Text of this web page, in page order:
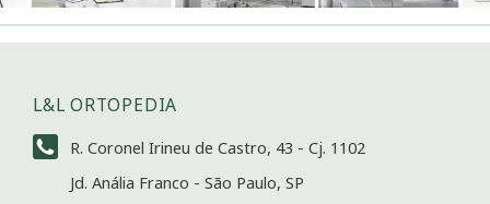
L&L ORTOPEDIA
R. Coronel Irineu de Castro, 43 - Cj. 1102
Jd. Anália Franco - São Paulo, SP